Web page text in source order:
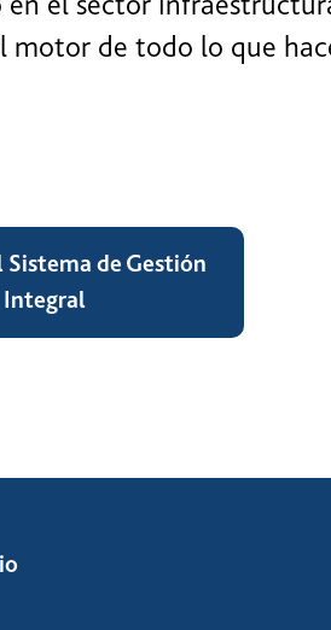
de todo lo que
Sistema de Gestión
Integral